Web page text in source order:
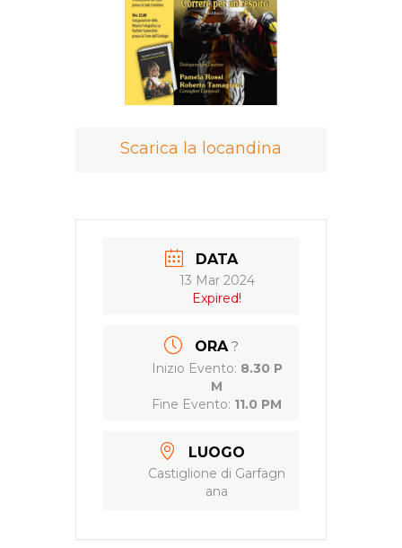
Scarica la locandina
DATA
13 Mar 2024
Expired!
ORA ?
Inizio Evento: 8.30 P
M
Fine Evento: 11.0 PM
LUOGO
Castiglione di Garfagn
ana